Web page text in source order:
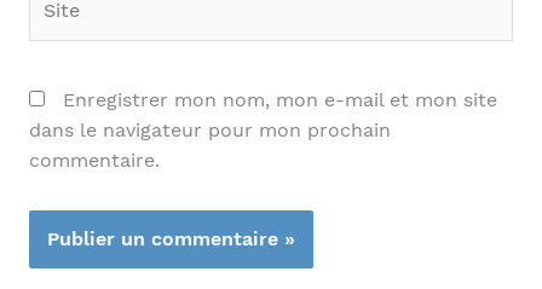
Enregistrer mon nom, mon e-mail et mon site
dans le navigateur pour mon prochain
commentaire.